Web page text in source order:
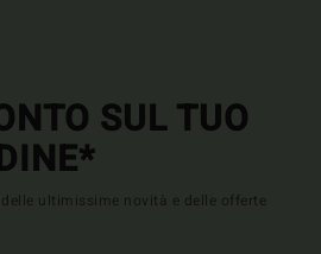
SUL TUO
ultimissime novità e delle offerte